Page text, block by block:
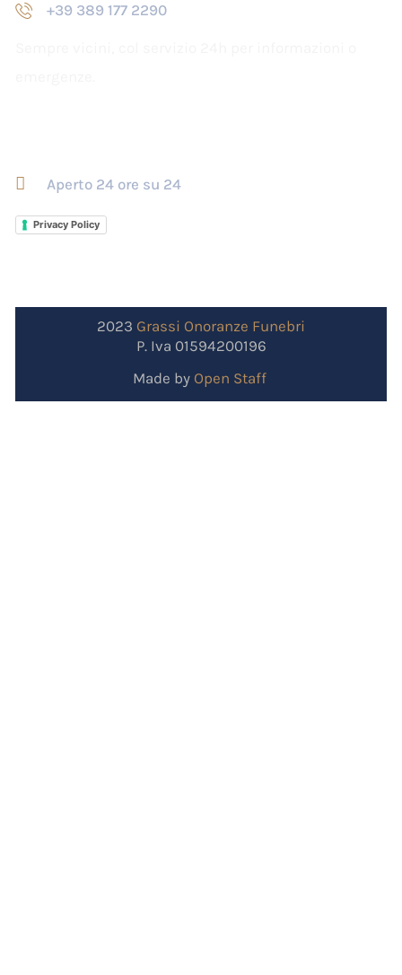
+39 389 177 2290
Aperto 24 ore su 24
Privacy Policy
2023 Grassi Onoranze Funebri
P. Iva 01594200196
Made by Open Staff